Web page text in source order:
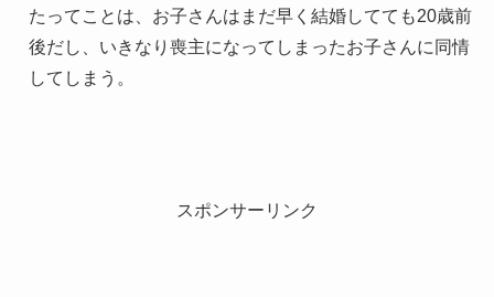
たってことは、お子さんはまだ早く結婚してても20歳前
後だし、いきなり喪主になってしまったお子さんに同情
してしまう。
スポンサーリンク